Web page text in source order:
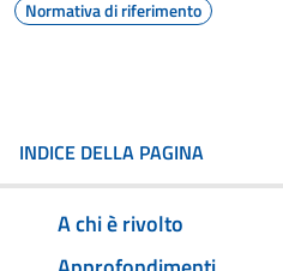
Normativa di riferimento
INDICE DELLA PAGINA
A chi è rivolto